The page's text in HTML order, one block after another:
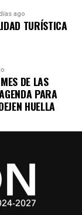
ago
TURÍSTICA
DE LAS
PARA
HUELLA